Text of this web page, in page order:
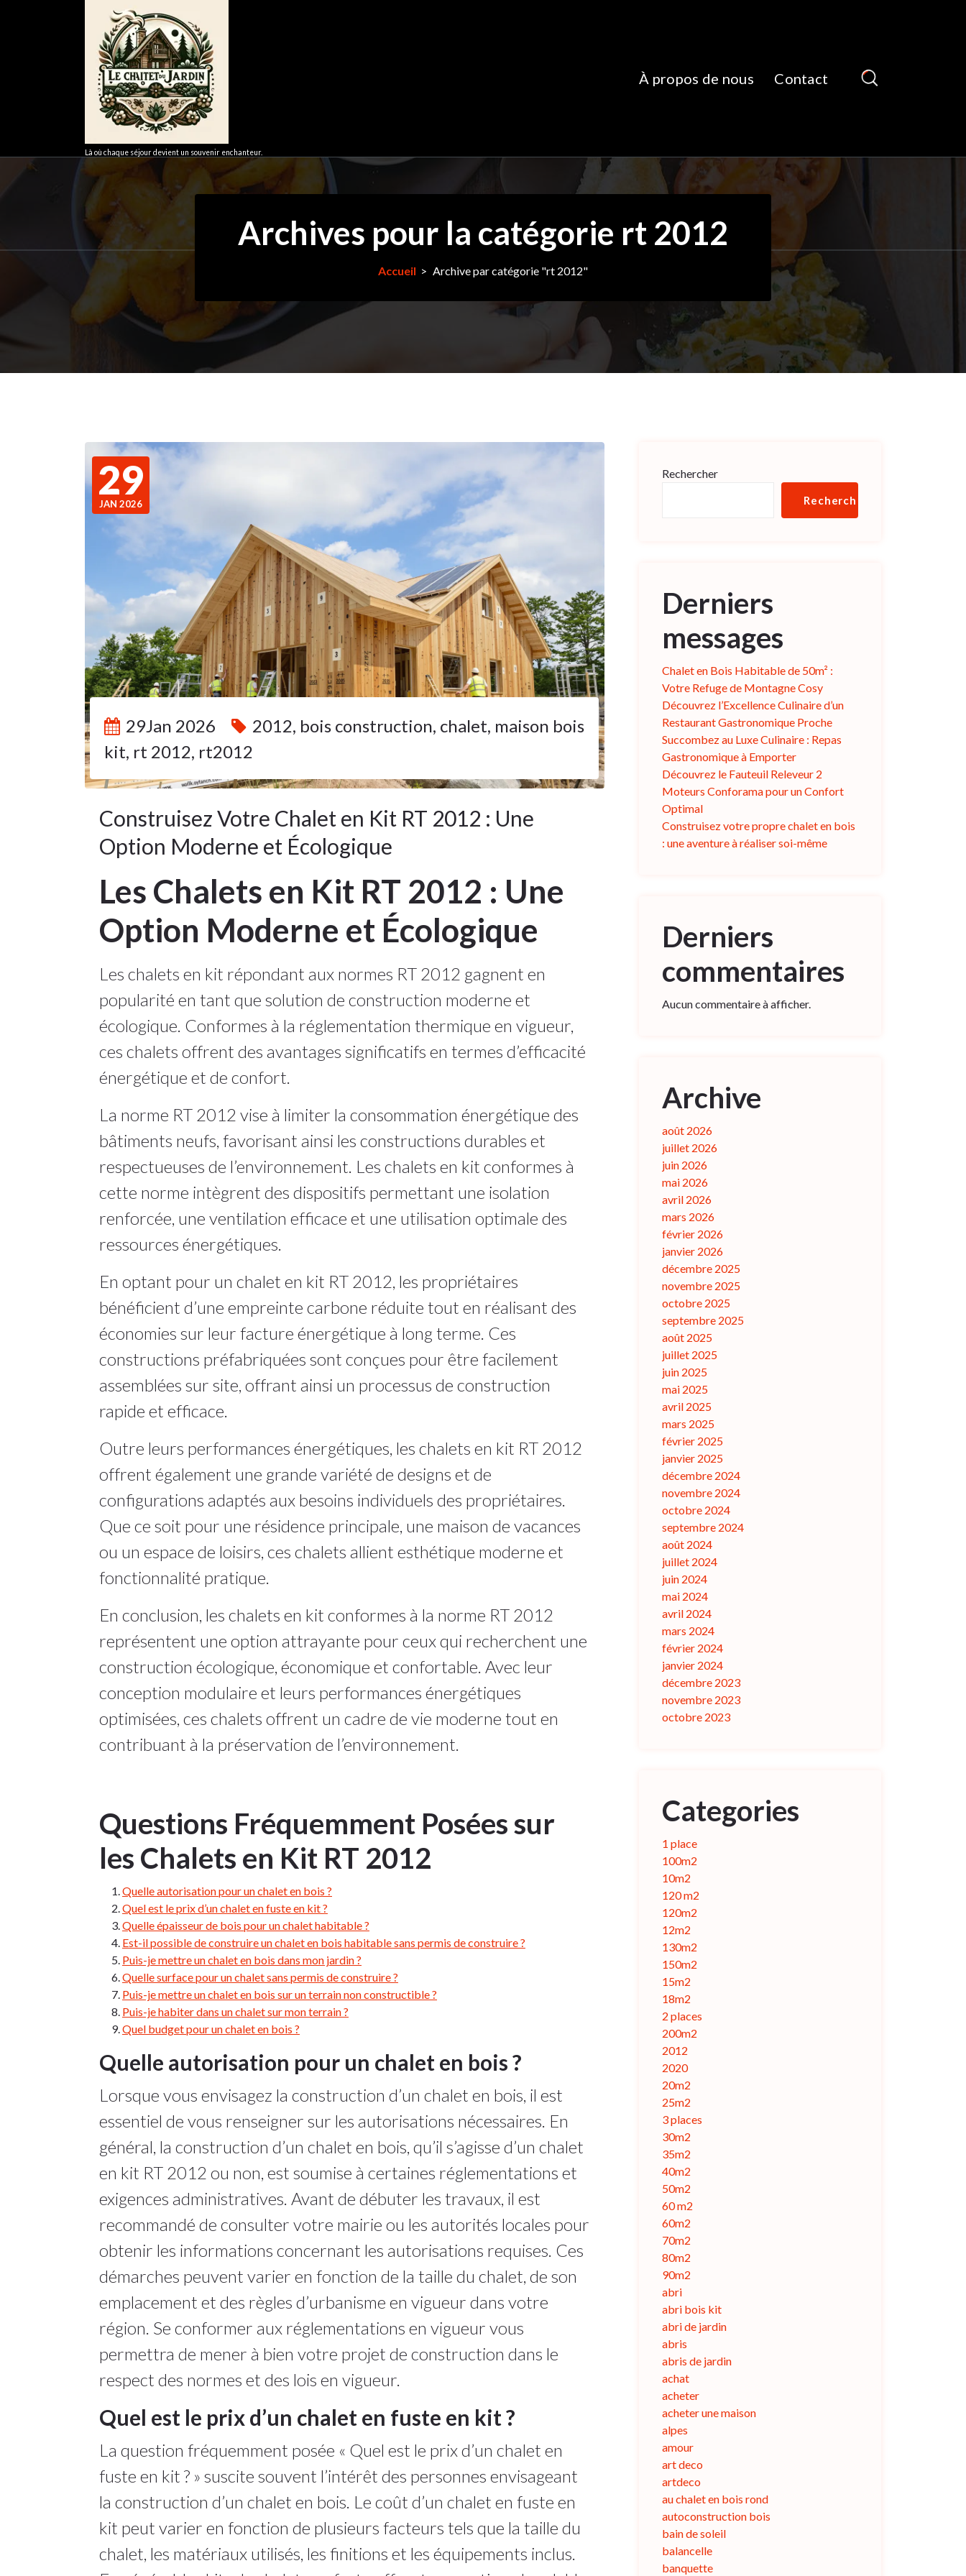
Là où chaque séjour devient un souvenir enchanteur.
À propos de nous Contact
Archives pour la catégorie rt 2012
Accueil > Archive par catégorie "rt 2012"
29
JAN 2026
29Jan 2026 2012, bois construction, chalet, maison bois
kit, rt 2012, rt2012
Construisez Votre Chalet en Kit RT 2012 : Une
Option Moderne et Écologique
Les Chalets en Kit RT 2012 : Une
Option Moderne et Écologique
Les chalets en kit répondant aux normes RT 2012 gagnent en
popularité en tant que solution de construction moderne et
écologique. Conformes à la réglementation thermique en vigueur,
ces chalets offrent des avantages significatifs en termes d’efficacité
énergétique et de confort.
La norme RT 2012 vise à limiter la consommation énergétique des
bâtiments neufs, favorisant ainsi les constructions durables et
respectueuses de l’environnement. Les chalets en kit conformes à
cette norme intègrent des dispositifs permettant une isolation
renforcée, une ventilation efficace et une utilisation optimale des
ressources énergétiques.
En optant pour un chalet en kit RT 2012, les propriétaires
bénéficient d’une empreinte carbone réduite tout en réalisant des
économies sur leur facture énergétique à long terme. Ces
constructions préfabriquées sont conçues pour être facilement
assemblées sur site, offrant ainsi un processus de construction
rapide et efficace.
Outre leurs performances énergétiques, les chalets en kit RT 2012
offrent également une grande variété de designs et de
configurations adaptés aux besoins individuels des propriétaires.
Que ce soit pour une résidence principale, une maison de vacances
ou un espace de loisirs, ces chalets allient esthétique moderne et
fonctionnalité pratique.
En conclusion, les chalets en kit conformes à la norme RT 2012
représentent une option attrayante pour ceux qui recherchent une
construction écologique, économique et confortable. Avec leur
conception modulaire et leurs performances énergétiques
optimisées, ces chalets offrent un cadre de vie moderne tout en
contribuant à la préservation de l’environnement.
Questions Fréquemment Posées sur
les Chalets en Kit RT 2012
Quelle autorisation pour un chalet en bois ?
Quel est le prix d’un chalet en fuste en kit ?
Quelle épaisseur de bois pour un chalet habitable ?
Est-il possible de construire un chalet en bois habitable sans permis de construire ?
Puis-je mettre un chalet en bois dans mon jardin ?
Quelle surface pour un chalet sans permis de construire ?
Puis-je mettre un chalet en bois sur un terrain non constructible ?
Puis-je habiter dans un chalet sur mon terrain ?
Quel budget pour un chalet en bois ?
Quelle autorisation pour un chalet en bois ?
Lorsque vous envisagez la construction d’un chalet en bois, il est
essentiel de vous renseigner sur les autorisations nécessaires. En
général, la construction d’un chalet en bois, qu’il s’agisse d’un chalet
en kit RT 2012 ou non, est soumise à certaines réglementations et
exigences administratives. Avant de débuter les travaux, il est
recommandé de consulter votre mairie ou les autorités locales pour
obtenir les informations concernant les autorisations requises. Ces
démarches peuvent varier en fonction de la taille du chalet, de son
emplacement et des règles d’urbanisme en vigueur dans votre
région. Se conformer aux réglementations en vigueur vous
permettra de mener à bien votre projet de construction dans le
respect des normes et des lois en vigueur.
Quel est le prix d’un chalet en fuste en kit ?
La question fréquemment posée « Quel est le prix d’un chalet en
fuste en kit ? » suscite souvent l’intérêt des personnes envisageant
la construction d’un chalet en bois. Le coût d’un chalet en fuste en
kit peut varier en fonction de plusieurs facteurs tels que la taille du
chalet, les matériaux utilisés, les finitions et les équipements inclus.
Rechercher
Rechercher
Derniers
messages
Chalet en Bois Habitable de 50m² :
Votre Refuge de Montagne Cosy
Découvrez l’Excellence Culinaire d’un
Restaurant Gastronomique Proche
Succombez au Luxe Culinaire : Repas
Gastronomique à Emporter
Découvrez le Fauteuil Releveur 2
Moteurs Conforama pour un Confort
Optimal
Construisez votre propre chalet en bois
: une aventure à réaliser soi-même
Derniers
commentaires
Aucun commentaire à afficher.
Archive
août 2026
juillet 2026
juin 2026
mai 2026
avril 2026
mars 2026
février 2026
janvier 2026
décembre 2025
novembre 2025
octobre 2025
septembre 2025
août 2025
juillet 2025
juin 2025
mai 2025
avril 2025
mars 2025
février 2025
janvier 2025
décembre 2024
novembre 2024
octobre 2024
septembre 2024
août 2024
juillet 2024
juin 2024
mai 2024
avril 2024
mars 2024
février 2024
janvier 2024
décembre 2023
novembre 2023
octobre 2023
Categories
1 place
100m2
10m2
120 m2
120m2
12m2
130m2
150m2
15m2
18m2
2 places
200m2
2012
2020
20m2
25m2
3 places
30m2
35m2
40m2
50m2
60 m2
60m2
70m2
80m2
90m2
abri
abri bois kit
abri de jardin
abris
abris de jardin
achat
acheter
acheter une maison
alpes
amour
art deco
artdeco
au chalet en bois rond
autoconstruction bois
bain de soleil
balancelle
banquette